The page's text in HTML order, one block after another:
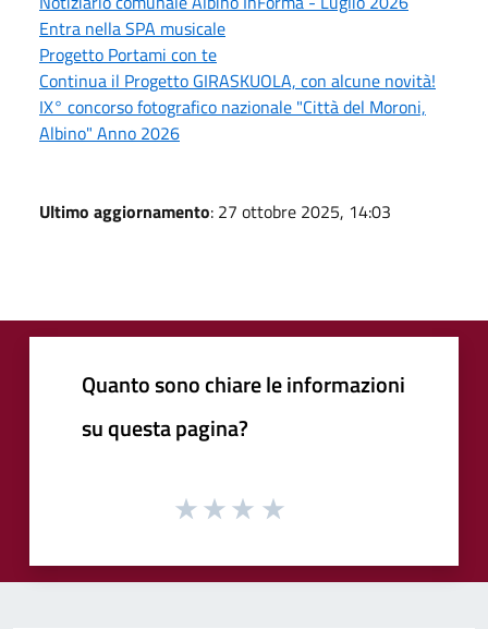
Entra nella SPA musicale
Progetto Portami con te
Continua il Progetto GIRASKUOLA, con alcune novità!
IX° concorso fotografico nazionale "Città del Moroni,
Albino" Anno 2026
Ultimo aggiornamento: 27 ottobre 2025, 14:03
Quanto sono chiare le informazioni
su questa pagina?